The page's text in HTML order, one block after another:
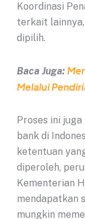
Koordinasi
terkait
dipilih.
Baca Juga:
Melalui
Proses ini
bank di
ketentuan
diperoleh,
Kementerian
mendapatkan
mungkin